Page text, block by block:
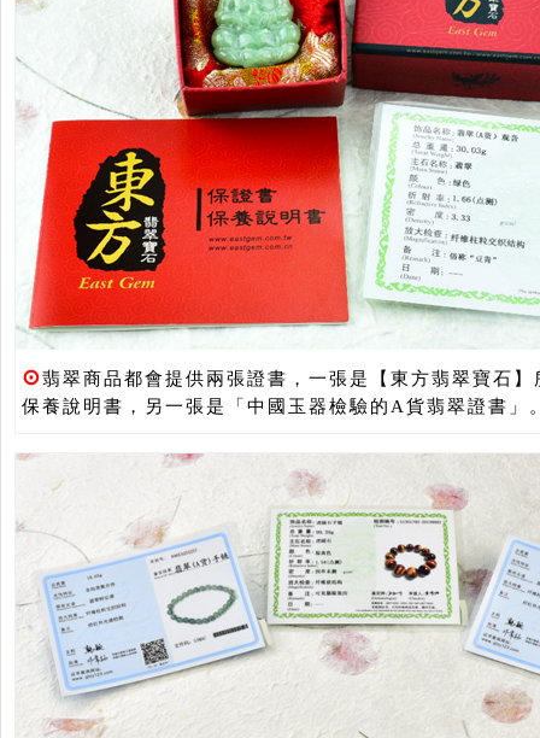
⊙翡翠商品都會提供兩張證書，一張是【東方翡翠寶石
保養說明書，另一張是「中國玉器檢驗的A貨翡翠證書」